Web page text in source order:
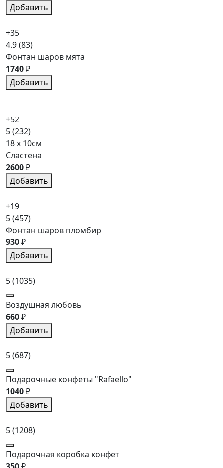
Добавить
+35
4.9(83)
Фонтан шаров мята
1740₽
Добавить
+52
5(232)
18 x 10см
Сластена
2600₽
Добавить
+19
5(457)
Фонтан шаров пломбир
930₽
Добавить
5(1035)
Воздушная любовь
660₽
Добавить
5(687)
Подарочные конфеты "Rafaello"
1040₽
Добавить
5(1208)
Подарочная коробка конфет